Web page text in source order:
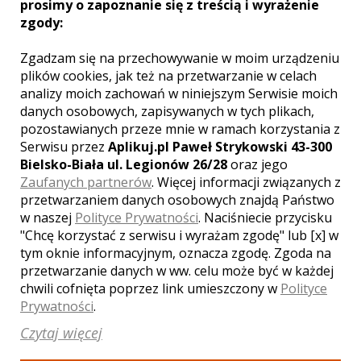
Zobacz więcej
Grzegorz - kamerzysta Łódź
1800 zł
prosimy o zapoznanie się z treścią i wyrażenie
zgody:
Zgadzam się na przechowywanie w moim urządzeniu
plików cookies, jak też na przetwarzanie w celach
analizy moich zachowań w niniejszym Serwisie moich
danych osobowych, zapisywanych w tych plikach,
pozostawianych przeze mnie w ramach korzystania z
Serwisu przez Aplikuj.pl Paweł Strykowski 43-300
Bielsko-Biała ul. Legionów 26/28oraz jego
Zaufanych partnerów. Więcej informacji związanych z
przetwarzaniem danych osobowych znajdą Państwo
w naszej Polityce Prywatności. Naciśniecie przycisku
"Chcę korzystać z serwisu i wyrażam zgodę" lub [x] w
tym oknie informacyjnym, oznacza zgodę. Zgoda na
przetwarzanie danych w ww. celu może być w każdej
chwili cofnięta poprzez link umieszczony w Polityce
Prywatności.
Czytaj więcej